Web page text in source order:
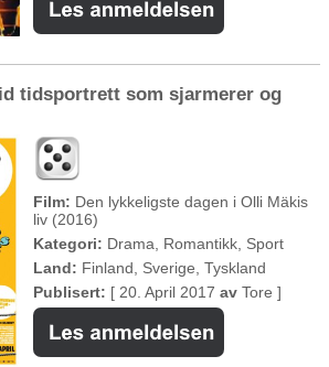
tidsportrett som sjarmerer og
Film: Den lykkeligste dagen i Olli Mäkis
liv (2016)
Kategori: Drama, Romantikk, Sport
Land: Finland, Sverige, Tyskland
Publisert: [ 20. April 2017 av Tore ]